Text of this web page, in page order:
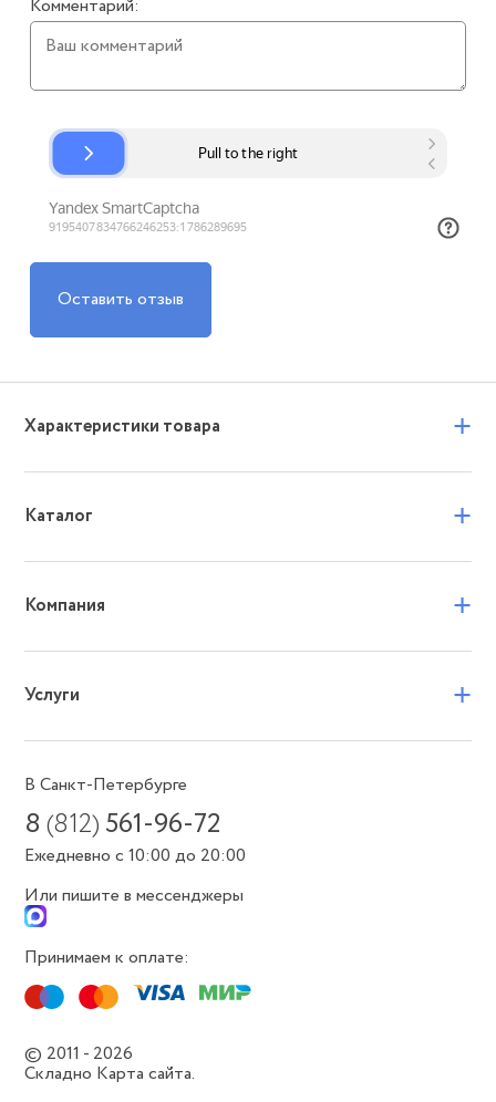
Комментарий:
Оставить отзыв
Характеристики товара +
Каталог +
Компания +
Услуги +
В Санкт-Петербурге
8(812) 561-96-72
Ежедневно с 10:00 до 20:00
Или пишите в мессенджеры
Принимаем к оплате:
© 2011 - 2026
Складно Карта сайта.